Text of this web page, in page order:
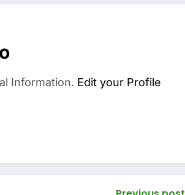
Information. Edit your Profile